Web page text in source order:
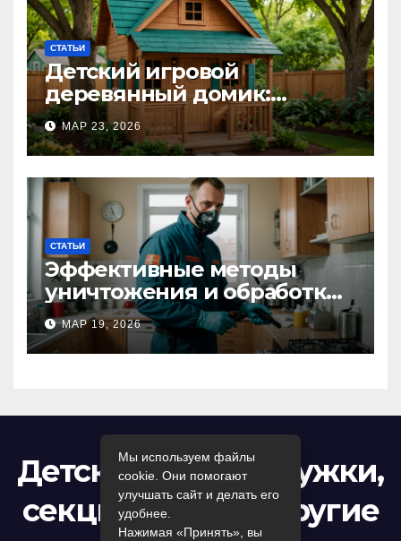
СТАТЬИ
Детский игровой
деревянный домик:
волшебное пространство
для самых маленьких от
Kastum
МАР 23, 2026
СТАТЬИ
Эффективные методы
уничтожения и обработки
тараканов в Москве:
профессиональный подход
к дезинсекции квартир и
МАР 19, 2026
Детский досуг: кружки,
секции, игры и другие
Мы используем файлы
cookie. Они помогают
улучшать сайт и делать его
удобнее.
Нажимая «Принять», вы